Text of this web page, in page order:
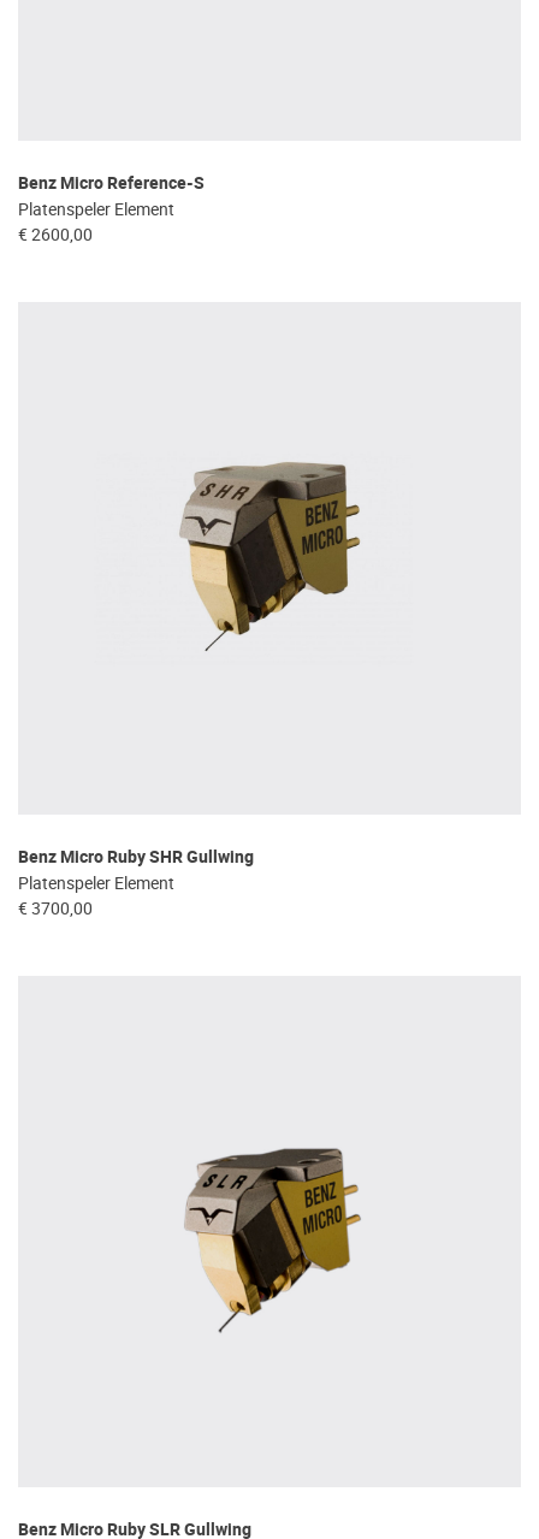
Benz Micro Reference-S
Platenspeler Element
€ 2600,00
Benz Micro Ruby SHR Gullwing
Platenspeler Element
€ 3700,00
Benz Micro Ruby SLR Gullwing